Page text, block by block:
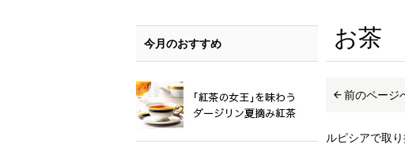
お茶
前のページ
ルピシアで取
今月のおすすめ